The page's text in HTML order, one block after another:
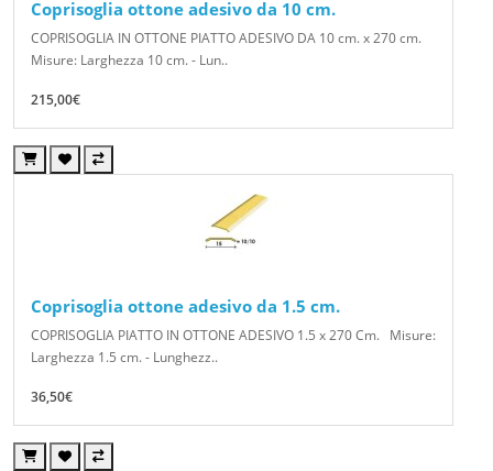
Coprisoglia ottone adesivo da 10 cm.
COPRISOGLIA IN OTTONE PIATTO ADESIVO DA 10 cm. x 270 cm.
Misure: Larghezza 10 cm. - Lun..
215,00€
Coprisoglia ottone adesivo da 1.5 cm.
COPRISOGLIA PIATTO IN OTTONE ADESIVO 1.5 x 270 Cm. Misure:
Larghezza 1.5 cm. - Lunghezz..
36,50€